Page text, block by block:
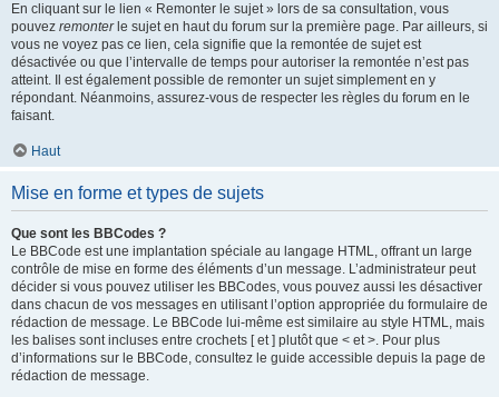
En cliquant sur le lien « Remonter le sujet » lors de sa consultation, vous
pouvez remonterle sujet en haut du forum sur la première page. Par ailleurs, si
vous ne voyez pas ce lien, cela signifie que la remontée de sujet est
désactivée ou que l’intervalle de temps pour autoriser la remontée n’est pas
atteint. Il est également possible de remonter un sujet simplement en y
répondant. Néanmoins, assurez-vous de respecter les règles du forum en le
faisant.
Haut
Mise en forme et types de sujets
Que sont les BBCodes ?
Le BBCode est une implantation spéciale au langage HTML, offrant un large
contrôle de mise en forme des éléments d’un message. L’administrateur peut
décider si vous pouvez utiliser les BBCodes, vous pouvez aussi les désactiver
dans chacun de vos messages en utilisant l’option appropriée du formulaire de
rédaction de message. Le BBCode lui-même est similaire au style HTML, mais
les balises sont incluses entre crochets [ et ] plutôt que < et >. Pour plus
d’informations sur le BBCode, consultez le guide accessible depuis la page de
rédaction de message.